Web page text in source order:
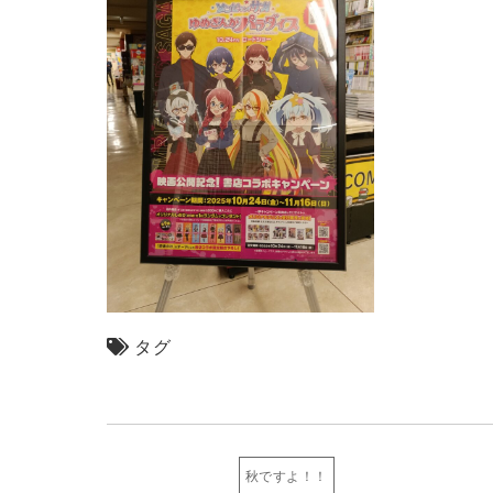
タグ
秋ですよ！！